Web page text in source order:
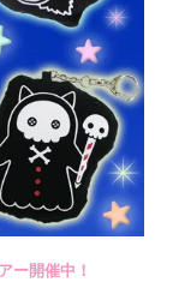
ー開催中！